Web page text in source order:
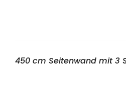
450 cm Seitenwand mit 3